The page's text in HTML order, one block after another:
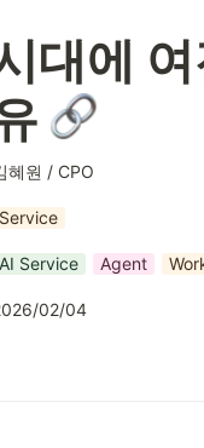
대에
혜원 / CPO
Service
AI Service Agent
02/04